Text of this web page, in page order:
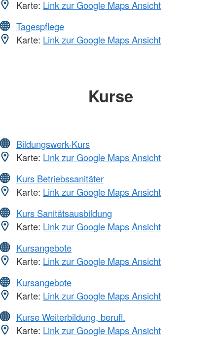
Karte: Link zur Google Maps Ansicht
Tagespflege
Karte: Link zur Google Maps Ansicht
Kurse
Bildungswerk-Kurs
Karte: Link zur Google Maps Ansicht
Kurs Betriebssanitäter
Karte: Link zur Google Maps Ansicht
Kurs Sanitätsausbildung
Karte: Link zur Google Maps Ansicht
Kursangebote
Karte: Link zur Google Maps Ansicht
Kursangebote
Karte: Link zur Google Maps Ansicht
Kurse Weiterbildung, berufl.
Karte: Link zur Google Maps Ansicht